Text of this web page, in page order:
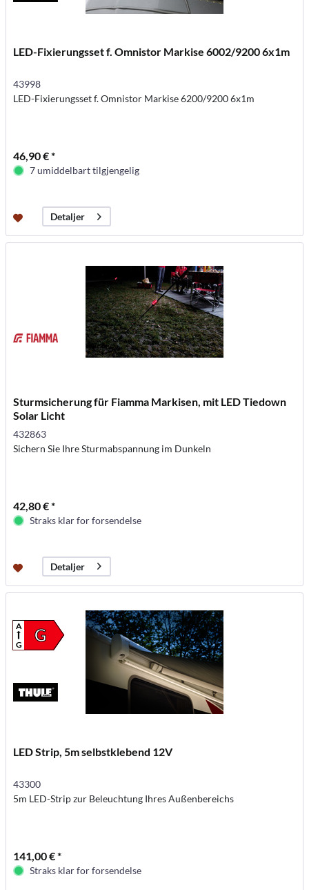
LED-Fixierungsset f. Omnistor Markise 6002/9200 6x1m
43998
LED-Fixierungsset f. Omnistor Markise 6200/9200 6x1m
46,90 € *
7 umiddelbart tilgjengelig
Detaljer
Sturmsicherung für Fiamma Markisen, mit LED Tiedown
Solar Licht
432863
Sichern Sie Ihre Sturmabspannung im Dunkeln
42,80 € *
Straks klar for forsendelse
Detaljer
G
A
G
LED Strip, 5m selbstklebend 12V
43300
5m LED-Strip zur Beleuchtung Ihres Außenbereichs
141,00 € *
Straks klar for forsendelse